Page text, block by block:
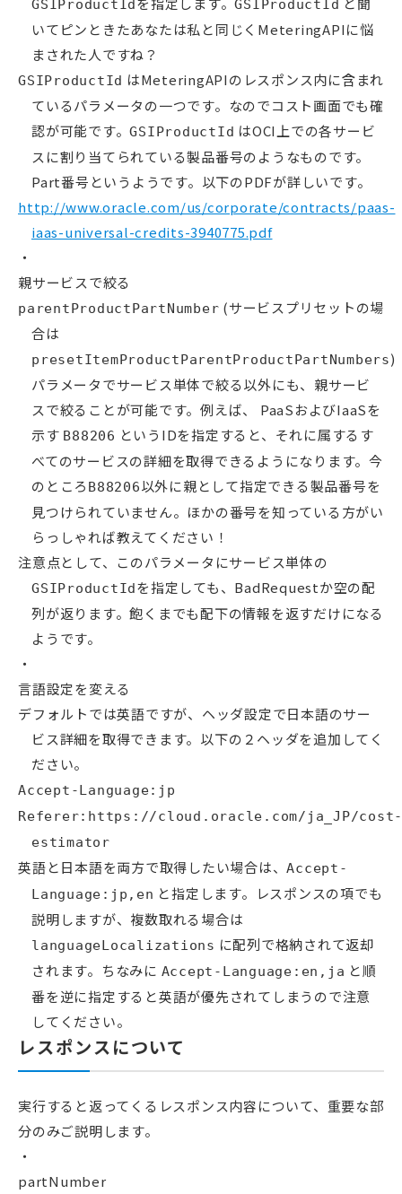
GSIProductId GSIProductId
いてピンときたあなたは私と同じくMeteringAPIに悩
まされた人ですね？
GSIProductId はMeteringAPIのレスポンス内に含まれ
ているパラメータの一つです。なのでコスト画面でも確
認が可能です。GSIProductId はOCI上での各サービ
スに割り当てられている製品番号のようなものです。
Part番号というようです。以下のPDFが詳しいです。
http://www.oracle.com/us/corporate/contracts/paas-
iaas-universal-credits-3940775.pdf
親サービスで絞る
parentProductPartNumber (サービスプリセットの場
合は
presetItemProductParentProductPartNumbers)
パラメータでサービス単体で絞る以外にも、親サービ
スで絞ることが可能です。例えば、 PaaSおよびIaaSを
示す B88206 というIDを指定すると、それに属するす
べてのサービスの詳細を取得できるようになります。今
のところ B88206以外に親として指定できる製品番号を
見つけられていません。ほかの番号を知っている方がい
らっしゃれば教えてください！
注意点として、このパラメータにサービス単体の
GSIProductIdを指定しても、BadRequestか空の配
列が返ります。飽くまでも配下の情報を返すだけになる
ようです。
言語設定を変える
デフォルトでは英語ですが、ヘッダ設定で日本語のサー
ビス詳細を取得できます。以下の２ヘッダを追加してく
ださい。
Accept-Language:jp
Referer:https://cloud.oracle.com/ja_JP/cost-
estimator
英語と日本語を両方で取得したい場合は、Accept-
Language:jp,en と指定します。レスポンスの項でも
説明しますが、複数取れる場合は
languageLocalizations に配列で格納されて返却
されます。ちなみに Accept-Language:en,ja と順
番を逆に指定すると英語が優先されてしまうので注意
してください。
レスポンスについて
実行すると返ってくるレスポンス内容について、重要な部
分のみご説明します。
partNumber